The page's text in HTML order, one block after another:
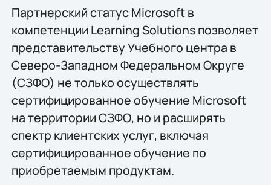
Партнерский статус Microsoft в
компетенции Learning Solutions позволяет
представительству Учебного центра в
Северо-Западном Федеральном Округе
(СЗФО) не только осуществлять
сертифицированное обучение Microsoft
на территории СЗФО, но и расширять
спектр клиентских услуг, включая
сертифицированное обучение по
приобретаемым продуктам.